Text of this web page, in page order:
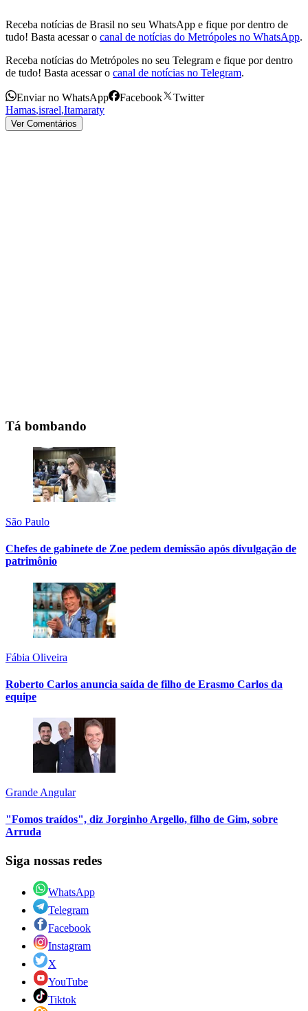
Receba notícias de Brasil no seu WhatsApp e fique por dentro de
tudo! Basta acessar o canal de notícias do Metrópoles no WhatsApp.
Receba notícias do Metrópoles no seu Telegram e fique por dentro
de tudo! Basta acessar o canal de notícias no Telegram.
Enviar no WhatsApp Facebook
Twitter
Hamas,israel,Itamaraty
Ver Comentários
Tá bombando
São Paulo
Chefes de gabinete de Zoe pedem demissão após divulgação de
patrimônio
Fábia Oliveira
Roberto Carlos anuncia saída de filho de Erasmo Carlos da
equipe
Grande Angular
"Fomos traídos", diz Jorginho Argello, filho de Gim, sobre
Arruda
Siga nossas redes
WhatsApp
Telegram
Facebook
Instagram
X
YouTube
Tiktok